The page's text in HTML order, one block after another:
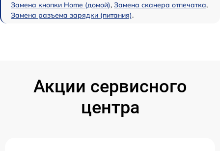
Замена кнопки Home (домой), Замена сканера отпечатка,
Замена разъема зарядки (питания).
Акции сервисного
центра